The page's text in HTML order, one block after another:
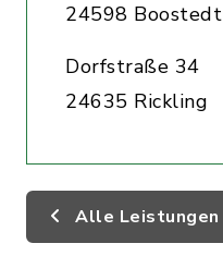
24598 Boostedt
Dorfstraße 34
24635 Rickling
Alle Leistungen